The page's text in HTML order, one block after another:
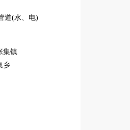
道(水、电)
集镇
乡